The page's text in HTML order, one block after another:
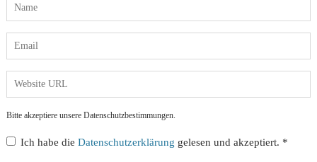
Bitte akzeptiere unsere Datenschutzbestimmungen.
Ich habe dieDatenschutzerklärung gelesen und akzeptiert. *